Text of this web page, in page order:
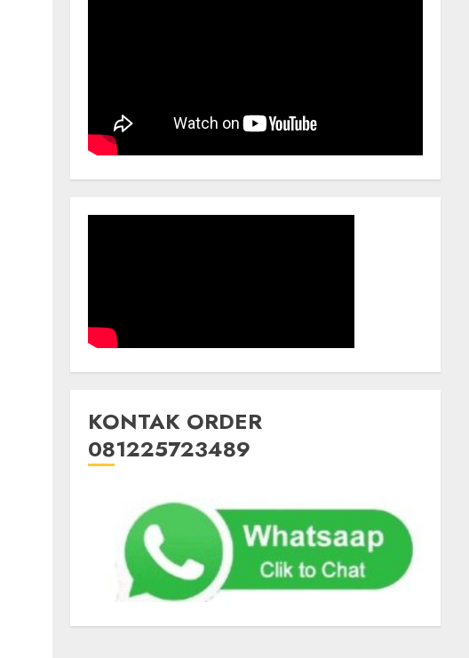
KONTAK ORDER
081225723489